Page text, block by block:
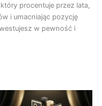
procentuje przez lata,
i umacniając pozycję
w pewność i